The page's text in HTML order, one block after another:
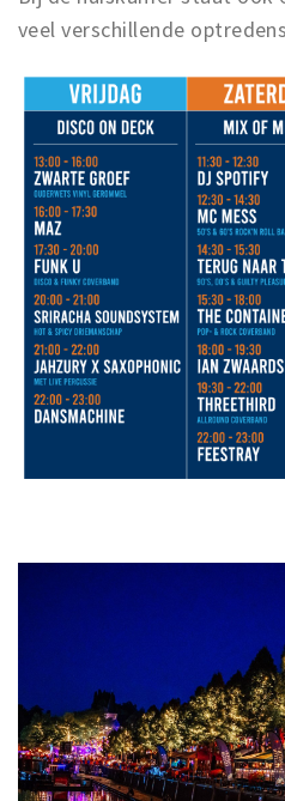
veel verschillende